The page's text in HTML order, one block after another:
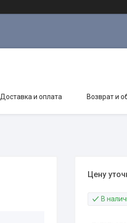
Доставка и оплата Возврат и
Цену
В